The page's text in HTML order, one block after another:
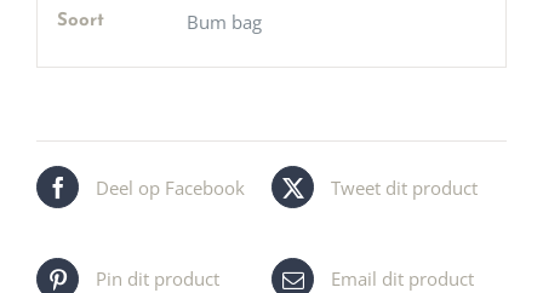
Soort Bum bag
Deel op Facebook Tweet dit product
Pin dit product Email dit product